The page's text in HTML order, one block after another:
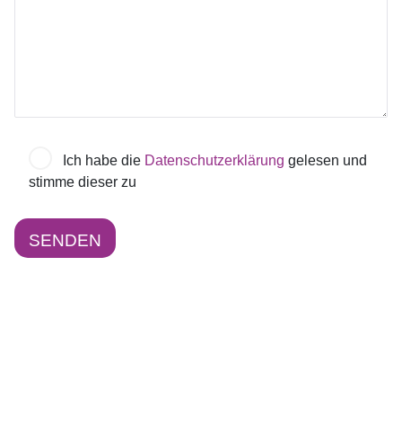
Ich habe die Datenschutzerklärung gelesen und
stimme dieser zu